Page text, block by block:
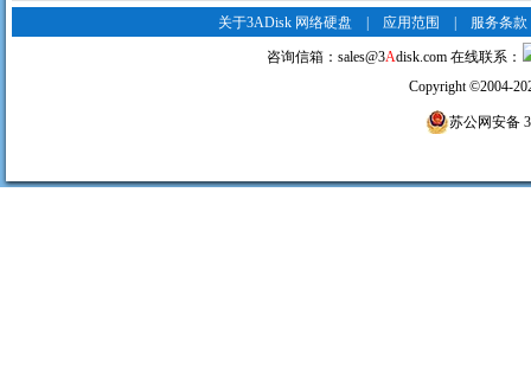
关于3ADisk 网络硬盘 |应用范围 服务条款
咨询信箱：sales@3Adisk.com 在线联系：
Copyright©2004-
苏公网安备